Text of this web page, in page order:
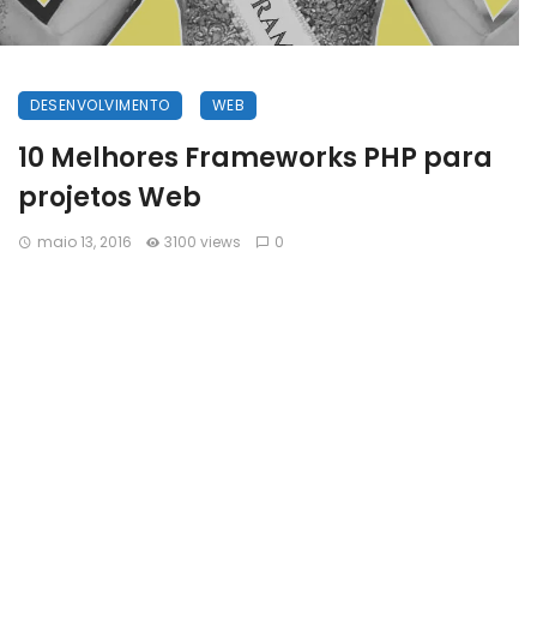
DESENVOLVIMENTO WEB
10 Melhores Frameworks PHP para
projetos Web
maio 13, 2016 3100 views 0